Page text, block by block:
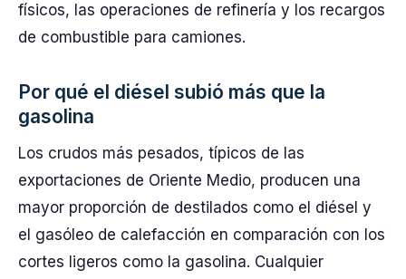
físicos, las operaciones de refinería y los recargos
de combustible para camiones.
Por qué el diésel subió más que la
gasolina
Los crudos más pesados, típicos de las
exportaciones de Oriente Medio, producen una
mayor proporción de destilados como el diésel y
el gasóleo de calefacción en comparación con los
cortes ligeros como la gasolina. Cualquier